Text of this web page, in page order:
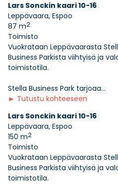
Lars Sonckin kaari 10-16
Leppävaara, Espoo
87 m2
Toimisto
Vuokrataan Leppävaarasta
Business Parkista viihtyisä ja
toimistotila.
Stella Business Park tarjoaa...
► Tutustu kohteeseen
Lars Sonckin kaari 10-16
Leppävaara, Espoo
150 m2
Toimisto
Vuokrataan Leppävaarasta
Business Parkista viihtyisä ja
toimistotila.